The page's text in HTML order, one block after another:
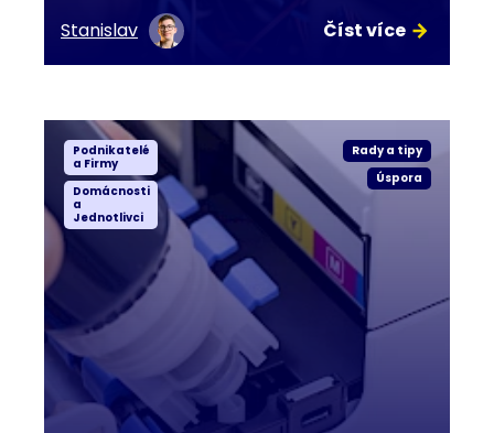
Stanislav Číst více
Podnikatelé
a Firmy
Domácnosti
a
Jednotlivci
Rady a tipy
Úspora